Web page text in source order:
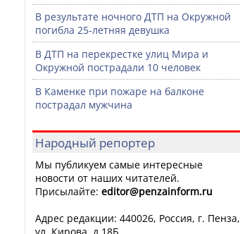
В результате ночного ДТП на Окружной
погибла 25-летняя девушка
В ДТП на перекрестке улиц Мира и
Окружной пострадали 10 человек
В Каменке при пожаре на балконе
пострадал мужчина
Народный репортер
Мы публикуем самые интересные
новости от наших читателей.
Присылайте: editor@penzainform.ru
Адрес редакции: 440026, Россия, г. Пенза,